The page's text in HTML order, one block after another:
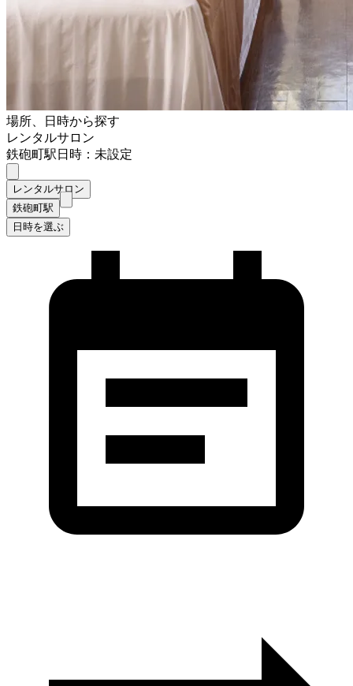
場所、日時から探す
レンタルサロン
鉄砲町駅日時：未設定
レンタルサロン
鉄砲町駅
日時を選ぶ